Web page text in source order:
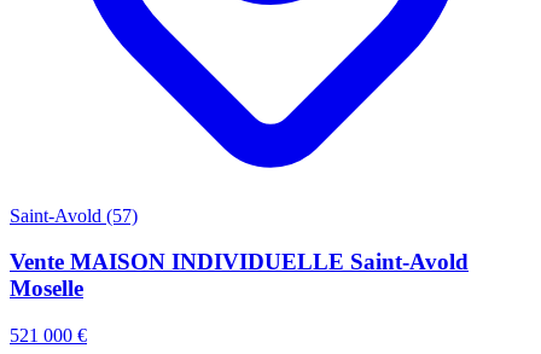
Saint-Avold (57)
Vente MAISON INDIVIDUELLE Saint-Avold
Moselle
521 000 €